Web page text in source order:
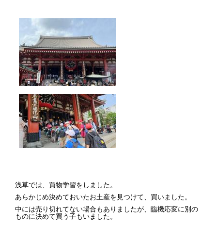
浅草では、買物学習をしました。
あらかじめ決めておいたお土産を見つけて、買いました。
中には売り切れてない場合もありましたが、臨機応変に別の
ものに決めて買う子もいました。